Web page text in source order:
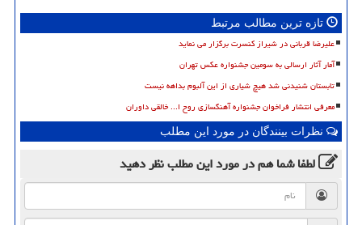
تازه ترین مطالب مرتبط
علیرضا قربانی در شیراز کنسرت برگزار می نماید
آمار آثار ارسالی به سومین جشنواره عکس تهران
تابستان شنیدنی شد هیچ شیاری از این آلبوم بداهه نیست
معرفی انتشار فراخوان جشنواره آهنگسازی روح ا... خالقی داوران
نظرات بینندگان در مورد این مطلب
لطفا شما همدر مورد این مطلبنظر دهید